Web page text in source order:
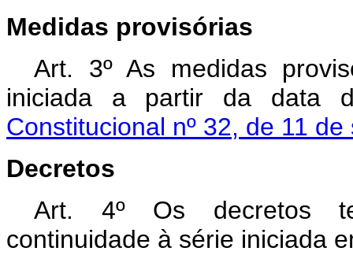
Medidas provisórias
Art. 3º As medidas
iniciada a partir da data
Constitucional nº 32, de 11
Decretos
Art. 4º Os decretos
continuidade à série iniciada